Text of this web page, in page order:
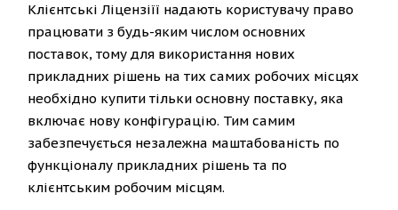
Клієнтські Ліцензіїї надають користувачу право
працювати з будь-яким числом основних
поставок, тому для використання нових
прикладних рішень на тих самих робочих місцях
необхідно купити тільки основну поставку, яка
включає нову конфігурацію. Тим самим
забезпечується незалежна маштабованість по
функціоналу прикладних рішень та по
клієнтським робочим місцям.